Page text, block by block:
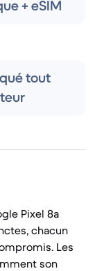
+ eSIM
tout
Pixel 8a
chacun
Les
son